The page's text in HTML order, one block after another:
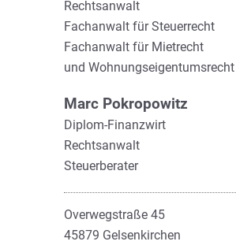
Rechtsanwalt
Fachanwalt für Steuerrecht
Fachanwalt für Mietrecht
und Wohnungseigentumsrecht
Marc Pokropowitz
Diplom-Finanzwirt
Rechtsanwalt
Steuerberater
Overwegstraße 45
45879 Gelsenkirchen